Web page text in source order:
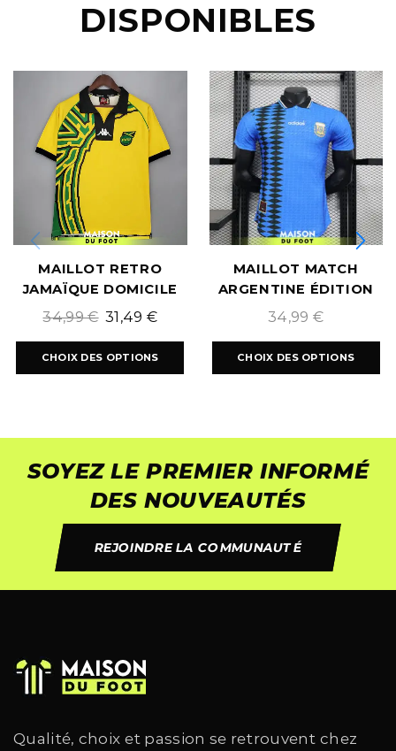
DISPONIBLES
MAILLOT RETRO
JAMAÏQUE DOMICILE
1998
34,99€ 31,49 €
CHOIX DES OPTIONS
MAILLOT MATCH
ARGENTINE ÉDITION
SPÉCIAL 1994
34,99 €
CHOIX DES OPTIONS
SOYEZ LE PREMIER INFORMÉ
DES NOUVEAUTÉS
REJOINDRE LA COMMUNAUTÉ
Qualité, choix et passion se retrouvent chez